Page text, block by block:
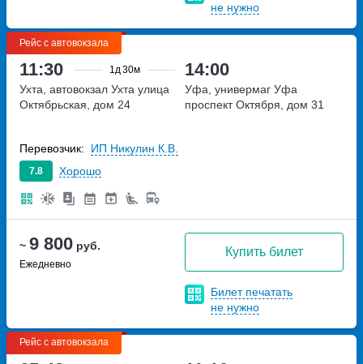
не нужно
Рейс с автовокзала
11:30 1д 30м 14:00
~ 9 800 руб.
Ежедневно
Купить билет
Билет печатать
не нужно
Ухта, автовокзал Ухта улица
Октябрьская, дом 24
Уфа, универмаг Уфа
проспект Октября, дом 31
7.8 Хорошо
Перевозчик: ИП Никулин К.В.
Рейс с автовокзала